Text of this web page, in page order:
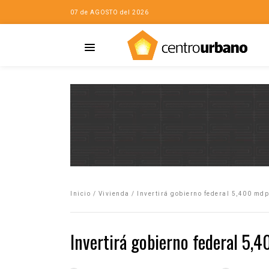
07 de AGOSTO del 2026
Inicio / Vivienda / Invertirá gobierno federal 5,400
Invertirá gobierno federal